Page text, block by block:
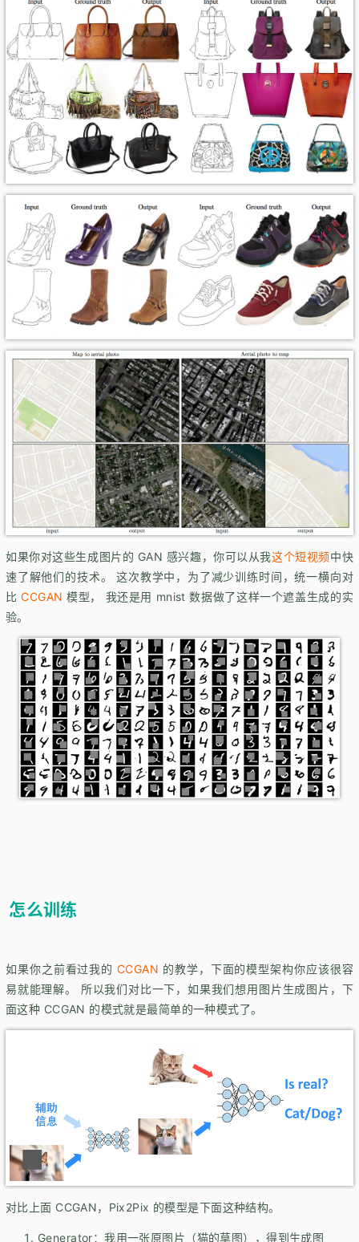
如果你对这些生成图片的 GAN 感兴趣，你可以从我这个短视频中快
速了解他们的技术。 这次教学中，为了减少训练时间，统一横向对
比CCGAN 模型， 我还是用 mnist 数据做了这样一个遮盖生成的实
验。
怎么训练
如果你之前看过我的CCGAN 的教学，下面的模型架构你应该很容
易就能理解。 所以我们对比一下，如果我们想用图片生成图片，下
面这种 CCGAN 的模式就是最简单的一种模式了。
对比上面 CCGAN，Pix2Pix 的模型是下面这种结构。
Generator：我用一张原图片（猫的草图），得到生成图